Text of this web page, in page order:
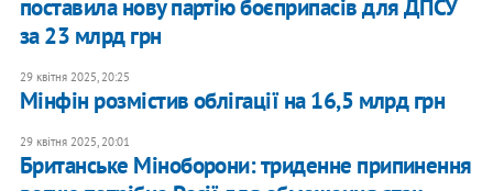
поставила нову партію боєприпасів для ДПСУ
за 23 млрд грн
29 квітня 2025, 20:25
Мінфін розмістив облігації на 16,5 млрд грн
29 квітня 2025, 20:01
Британське Міноборони: триденне припинення